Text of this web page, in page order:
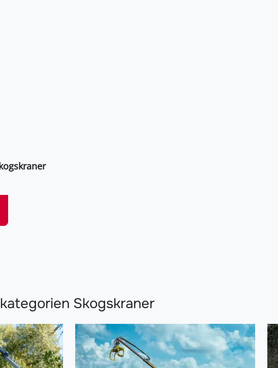
Skogskraner